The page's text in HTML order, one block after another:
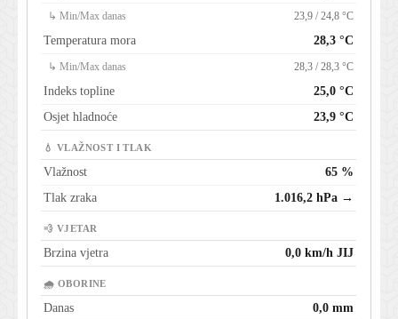
↳ Min/Max danas 23,9 / 24,8 °C
Temperatura mora 28,3 °C
↳ Min/Max danas 28,3 / 28,3 °C
Indeks topline
25,0 °C
Osjet hladnoće
23,9 °C
💧 VLAŽNOST I TLAK
Vlažnost
65 %
Tlak zraka
1.016,2 hPa →
💨 VJETAR
Brzina vjetra 0,0 km/h JIJ
🌧 OBORINE
Danas
0,0 mm